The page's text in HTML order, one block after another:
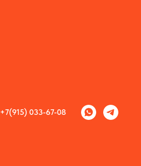
+7(915) 033-67-08